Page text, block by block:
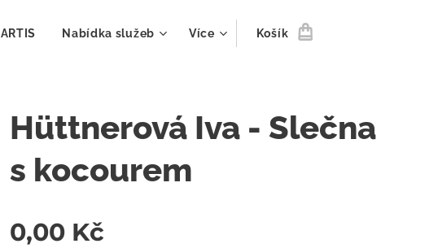
ARTIS Nabídka služeb Více Košík
Hüttnerová Iva - Slečna
s kocourem
0,00 Kč